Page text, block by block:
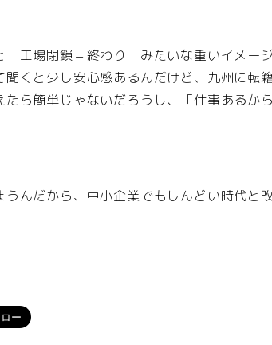
工場閉鎖＝終わり」みたいな重いイメー
聞くと少し安心感あるんだけど、九州に転
たら簡単じゃないだろうし、「仕事あるか
うんだから、中小企業でもしんどい時代と